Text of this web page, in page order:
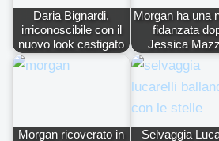
Daria Bignardi,
irriconoscibile con il
nuovo look castigato
Morgan ha una
fidanzata
Jessica
Morgan ricoverato in
Selvaggia